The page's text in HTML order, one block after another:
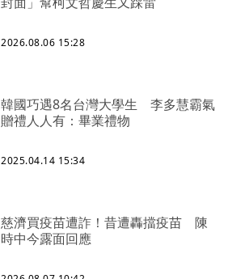
2026.08.06 15:28
韓國巧遇8名台灣大學生 李多慧霸氣
贈禮人人有：畢業禮物
2025.04.14 15:34
慈濟買疫苗遭詐！昔遭轟擋疫苗 陳
時中今露面回應